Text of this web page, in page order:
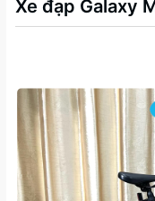
Xe đạp Galaxy